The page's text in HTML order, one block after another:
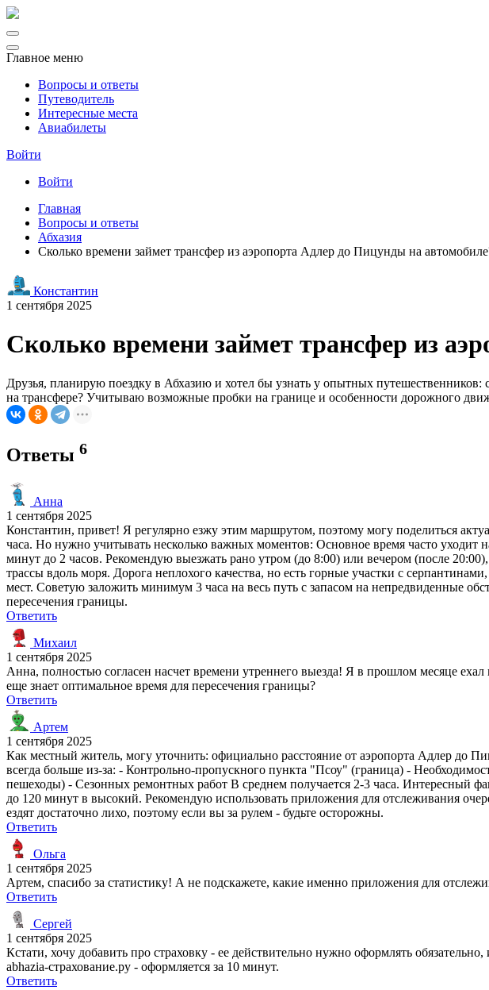
Главное меню
Вопросы и ответы
Путеводитель
Интересные места
Авиабилеты
Войти
Войти
Главная
Вопросы и ответы
Абхазия
Сколько времени займет трансфер из аэропорта Адлер до Пицунды на
Константин
1 сентября 2025
Сколько времени займет трансфер из
Друзья, планирую поездку в Абхазию и хотел бы узнать у опытных
на трансфере? Учитываю возможные пробки на границе и особенности дорожного
Ответы 6
Анна
1 сентября 2025
Константин, привет! Я регулярно езжу этим маршрутом, поэтому могу поделиться
часа. Но нужно учитывать несколько важных моментов: Основное время часто
минут до 2 часов. Рекомендую выезжать рано утром (до 8:00) или вечером (после
трассы вдоль моря. Дорога неплохого качества, но есть горные участки с
мест. Советую заложить минимум 3 часа на весь путь с запасом на непредвиденные
пересечения границы.
Ответить
Михаил
1 сентября 2025
Анна, полностью согласен насчет времени утреннего выезда! Я в прошлом месяце
еще знает оптимальное время для пересечения границы?
Ответить
Артем
1 сентября 2025
Как местный житель, могу уточнить: официально расстояние от аэропорта Адлер до
всегда больше из-за: - Контрольно-пропускного пункта "Псоу" (граница) -
пешеходы) - Сезонных ремонтных работ В среднем получается 2-3 часа. Интересный
до 120 минут в высокий. Рекомендую использовать приложения для отслеживания
ездят достаточно лихо, поэтому если вы за рулем - будьте осторожны.
Ответить
Ольга
1 сентября 2025
Артем, спасибо за статистику! А не подскажете, какие именно приложения для
Ответить
Сергей
1 сентября 2025
Кстати, хочу добавить про страховку - ее действительно нужно оформлять
abhazia-страхование.ру - оформляется за 10 минут.
Ответить